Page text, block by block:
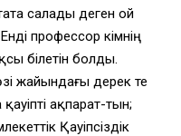
салады деген ой
Енді профессор кімнің
білетін болды.
жайындағы дерек те
ақпарат-тын;
Қауіпсіздік